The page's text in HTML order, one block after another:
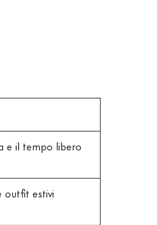
e il tempo libero
outfit estivi